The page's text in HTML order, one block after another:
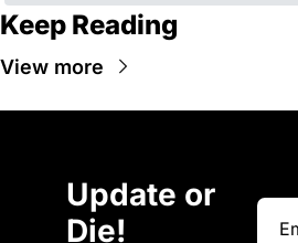
Keep Reading
View more
Update or
Die!